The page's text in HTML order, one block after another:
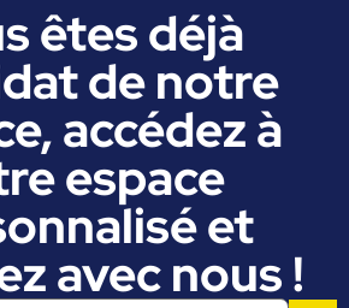
êtes déjà
de notre
accédez à
espace
et
avec nous !